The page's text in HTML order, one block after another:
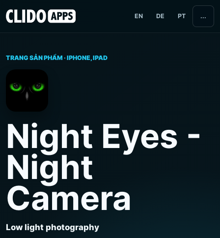
EN DE PT ...
TRANG SẢN PHẨM · IPHONE, IPAD
Night Eyes -
Night
Camera
Low light photography